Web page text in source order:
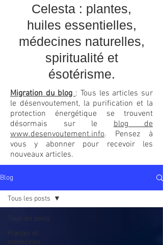
Celesta : plantes,
huiles essentielles,
médecines naturelles,
spiritualité et
ésotérisme.
Migration du blog: Tous les articles sur
le désenvoutement, la purification et la
protection énergétique se trouvent
désormais sur leblog de
www.desenvoutement.info. Pensez à
vous y abonner pour recevoir les
nouveaux articles.
Blog
Tous les posts
Plantes et
médecines
Tous les posts